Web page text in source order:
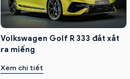
Volkswagen Golf R 333 đắt xắt
ra miếng
Xem chi tiết